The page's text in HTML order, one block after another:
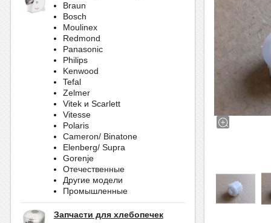
Braun
Bosch
Moulinex
Redmond
Panasonic
Philips
Kenwood
Tefal
Zelmer
Vitek и Scarlett
Vitesse
Polaris
Cameron/ Binatone
Elenberg/ Supra
Gorenje
Отечественные
Другие модели
Промышленные
Запчасти для хлебопечек